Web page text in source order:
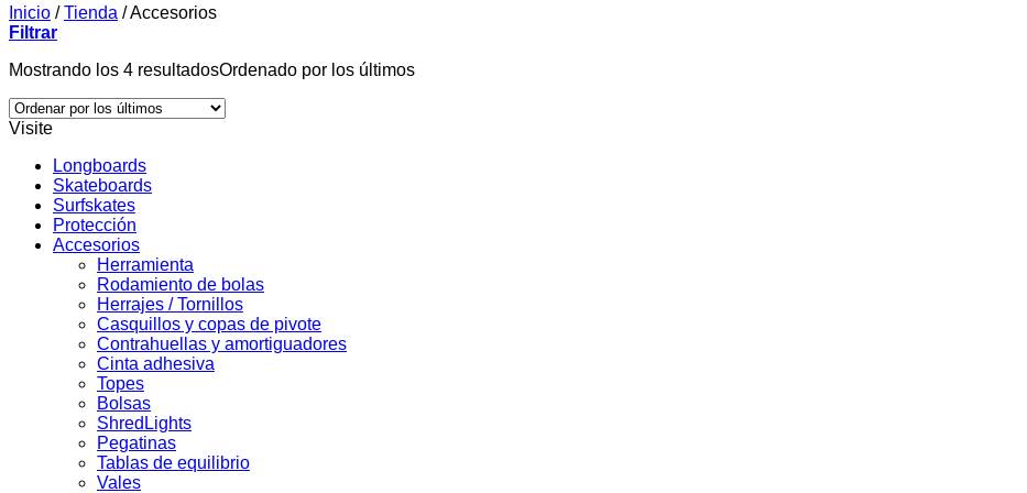
Inicio / Tienda /Accesorios
Filtrar
Mostrando los 4 resultadosOrdenado por los últimos
Visite
Longboards
Skateboards
Surfskates
Protección
Accesorios
Herramienta
Rodamiento de bolas
Herrajes / Tornillos
Casquillos y copas de pivote
Contrahuellas y amortiguadores
Cinta adhesiva
Topes
Bolsas
ShredLights
Pegatinas
Tablas de equilibrio
Vales